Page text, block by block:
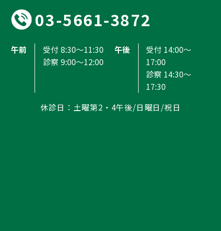
03-5661-3872
午前
受付 8:30～11:30
診察 9:00～12:00
午後
受付 14:00～
17:00
診察 14:30～
17:30
休診日：土曜第2・4午後/日曜日/祝日